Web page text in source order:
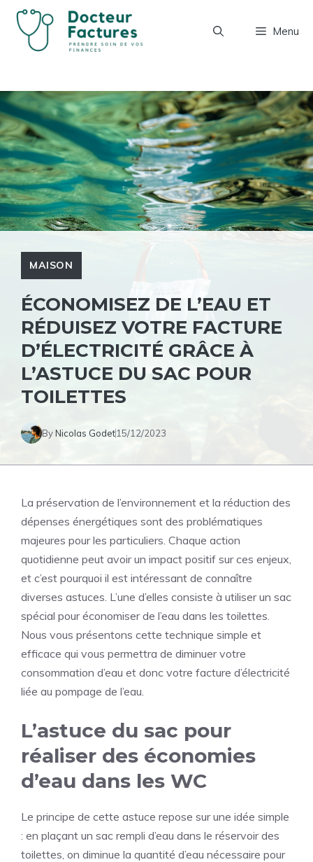
Aller
contenu
Menu
MAISON
ÉCONOMISEZ DE L’EAU ET
RÉDUISEZ VOTRE FACTURE
D’ÉLECTRICITÉ GRÂCE À
L’ASTUCE DU SAC POUR
TOILETTES
ByNicolas Godet15/12/2023
La préservation de l’environnement et la réduction des
dépenses énergétiques sont des problématiques
majeures pour les particuliers. Chaque action
quotidienne peut avoir un impact positif sur ces enjeux,
et c’est pourquoi il est intéressant de connaître
diverses astuces. L’une d’elles consiste à utiliser un sac
spécial pour économiser de l’eau dans les toilettes.
Nous vous présentons cette technique simple et
efficace qui vous permettra de diminuer votre
consommation d’eau et donc votre facture d’électricité
liée au pompage de l’eau.
L’astuce du sac pour
réaliser des économies
d’eau dans les WC
Le principe de cette astuce repose sur une idée simple
: en plaçant un sac rempli d’eau dans le réservoir des
toilettes, on diminue la quantité d’eau nécessaire pour